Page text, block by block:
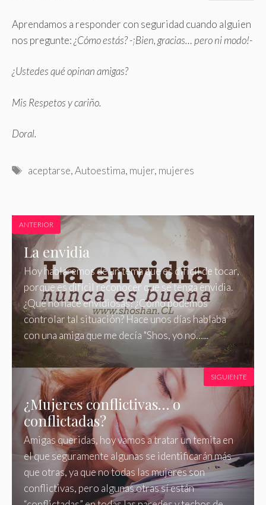
Aprendamos a responder con seguridad cuando alguien
nos pregunte:¿Cómo estás? -¡Bien, gracias… pero ni modo!-
¿Ustedes qué opinan amigas?
Mis Respetos y cariño.
Doral.
Etiquetas
aceptarse,Autoestima, mujer, mujeres
ANTERIOR
La envidia
Hoy hablaremos de un tema que es difícil de tocar,
porque es difícil reconocer que se tenga envidia.
¿Qué no hace envidiosas? ¿Cómo podemos
controlar tal situación? Hace unos días hablaba
con una amiga que me decía "Shos, yo no…...
¿Mujeres conflictivas… o
conflictadas?
Amigas queridas, hoy vamos a tratar un temita en
el que seguramente algunas se identificarán más
que otras, ya que no todas las mujeres son
conflictivas, pero algunas otras sí están
SIGUIENTE